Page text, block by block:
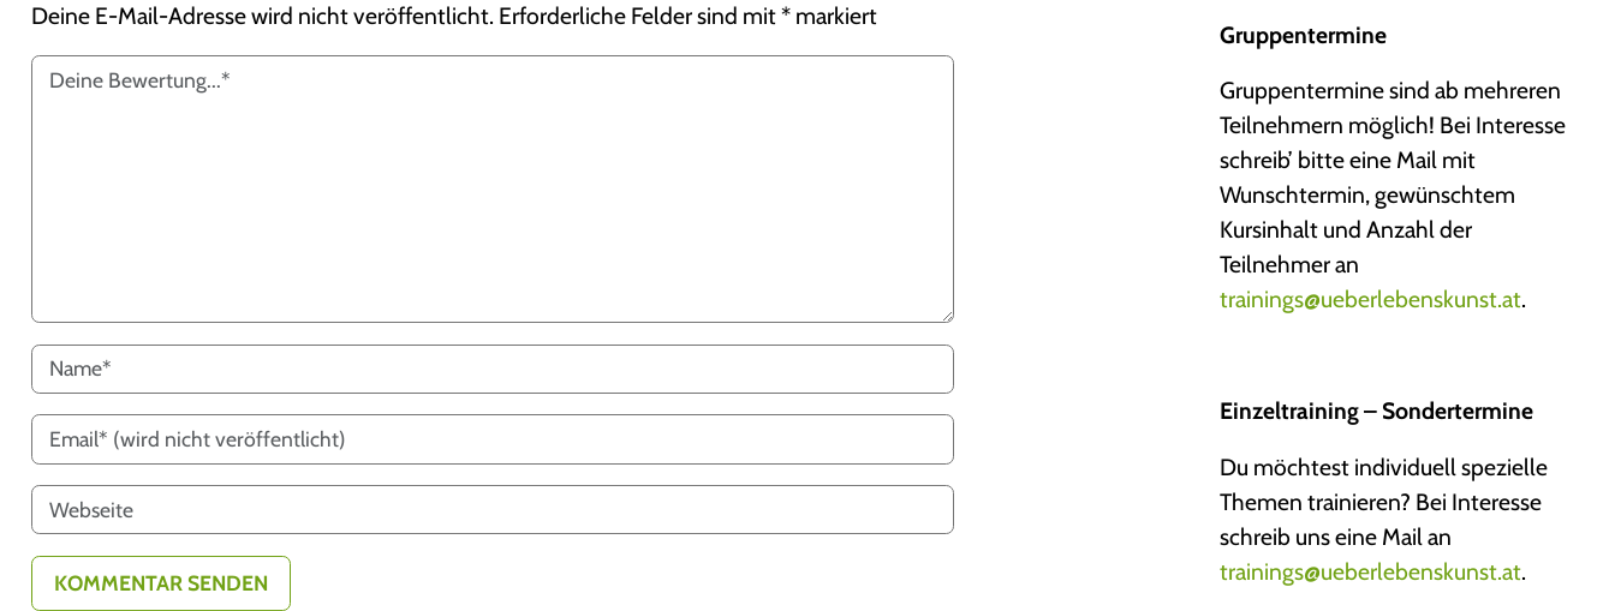
Deine E-Mail-Adresse wird nicht veröffentlicht. Erforderliche Felder sind mit* markiert
Gruppentermine
Gruppentermine sind ab mehreren
Teilnehmern möglich! Bei Interesse
schreib’ bitte eine Mail mit
Wunschtermin, gewünschtem
Kursinhalt und Anzahl der
Teilnehmer an
trainings@ueberlebenskunst.at.
Einzeltraining – Sondertermine
Du möchtest individuell spezielle
Themen trainieren? Bei Interesse
schreib uns eine Mail an
trainings@ueberlebenskunst.at.